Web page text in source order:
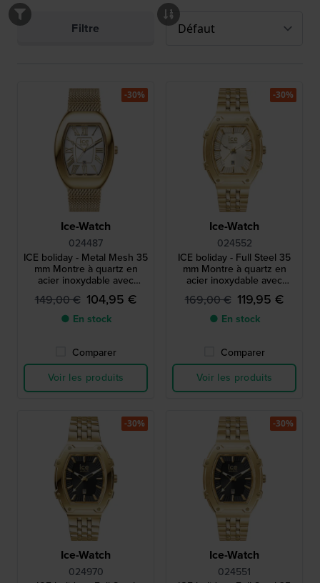
Filtre
Ice-Watch
024487
ICE boliday - Metal Mesh 35
mm Montre à quartz en
acier inoxydable avec
bracelet en maille - Taille
petite
149,00 € 104,95 €
● En stock
Comparer
Voir les produits
-30%
Ice-Watch
024552
ICE boliday - Full Steel 35
mm Montre à quartz en
acier inoxydable avec
finition brossée - Taille
petite
169,00 € 119,95 €
● En stock
Comparer
Voir les produits
-30%
Ice-Watch
024970
-30%
Ice-Watch
024551
-30%